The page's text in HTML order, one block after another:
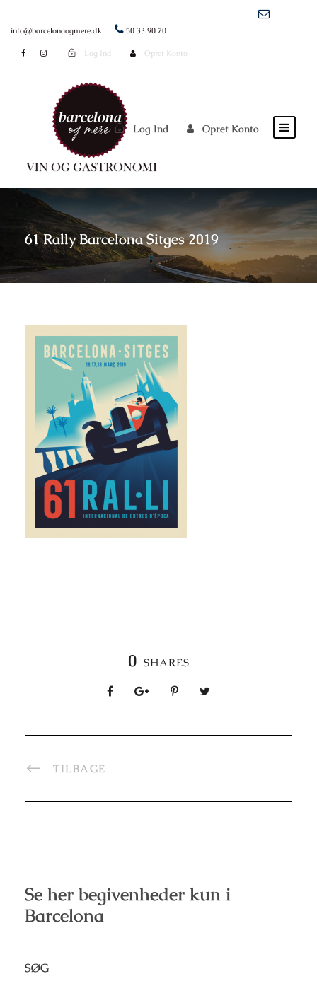
info@barcelonaogmere.dk 50 33 90 70
Log Ind Opret Konto
Log Ind Opret Konto
61 Rally Barcelona Sitges 2019
0 SHARES
TILBAGE
Se her begivenheder kun i
Barcelona
SØG